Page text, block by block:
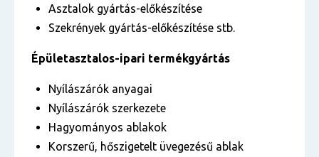
Asztalok gyártás-előkészítése
Szekrények gyártás-előkészítése stb.
Épületasztalos-ipari termékgyártás
Nyílászárók anyagai
Nyílászárók szerkezete
Hagyományos ablakok
Korszerű, hőszigetelt üvegezésű ablak